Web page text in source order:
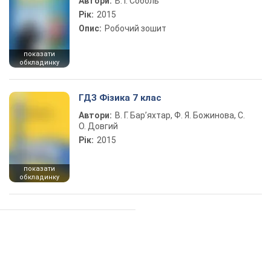
показати
обкладинку
Рік: 2015
Опис: Робочий зошит
показати
обкладинку
ГДЗ Фізика 7 клас
Автори: В. Г. Бар’яхтар, Ф. Я. Божинова, С.
О. Довгий
Рік: 2015